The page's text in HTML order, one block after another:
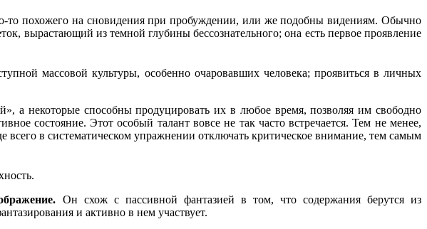
то похожего на сновидения при пробуждении, или же подобны видениям. Обычно
вырастающий из темной глубины бессознательного; она есть первое проявление
массовой культуры, особенно очаровавших человека; проявиться в личных
а некоторые способны продуцировать их в любое время, позволяя им свободно
состояние. Этот особый талант вовсе не так часто встречается. Тем не менее,
всего в систематическом упражнении отключать критическое внимание, тем самым
Он схож с пассивной фантазией в том, что содержания берутся из
и активно в нем участвует.